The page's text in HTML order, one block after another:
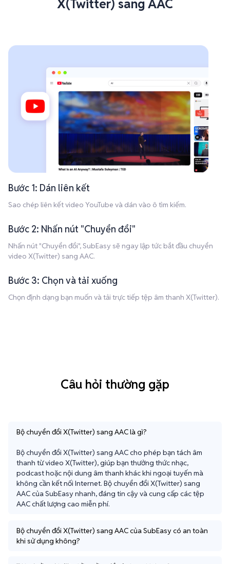
X(Twitter) sang AAC
Bước 1: Dán liên kết
Sao chép liên kết video YouTube và dán vào ô tìm kiếm.
Bước 2: Nhấn nút "Chuyển đổi"
Nhấn nút "Chuyển đổi", SubEasy sẽ ngay lập tức bắt đầu chuyển
video X(Twitter) sang AAC.
Bước 3: Chọn và tải xuống
Chọn định dạng bạn muốn và tải trực tiếp tệp âm thanh X(Twitter).
Câu hỏi thường gặp
Bộ chuyển đổi X(Twitter) sang AAC là gì?
Bộ chuyển đổi X(Twitter) sang AAC cho phép bạn tách âm
thanh từ video X(Twitter), giúp bạn thưởng thức nhạc,
podcast hoặc nội dung âm thanh khác khi ngoại tuyến mà
không cần kết nối Internet. Bộ chuyển đổi X(Twitter) sang
AAC của SubEasy nhanh, đáng tin cậy và cung cấp các tệp
AAC chất lượng cao miễn phí.
Bộ chuyển đổi X(Twitter) sang AAC của SubEasy có an toàn
khi sử dụng không?